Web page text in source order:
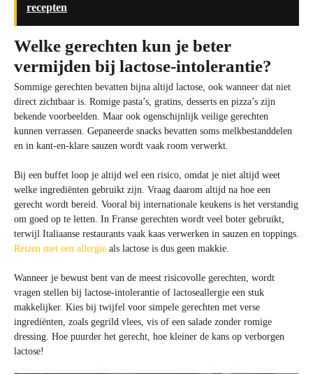
recepten
Welke gerechten kun je beter
vermijden bij lactose-intolerantie?
Sommige gerechten bevatten bijna altijd lactose, ook wanneer dat niet
direct zichtbaar is. Romige pasta’s, gratins, desserts en pizza’s zijn
bekende voorbeelden. Maar ook ogenschijnlijk veilige gerechten
kunnen verrassen. Gepaneerde snacks bevatten soms melkbestanddelen
en in kant-en-klare sauzen wordt vaak room verwerkt.
Bij een buffet loop je altijd wel een risico, omdat je niet altijd weet
welke ingrediënten gebruikt zijn. Vraag daarom altijd na hoe een
gerecht wordt bereid. Vooral bij internationale keukens is het verstandig
om goed op te letten. In Franse gerechten wordt veel boter gebruikt,
terwijl Italiaanse restaurants vaak kaas verwerken in sauzen en toppings.
Reizen met een allergie als lactose is dus geen makkie.
Wanneer je bewust bent van de meest risicovolle gerechten, wordt
vragen stellen bij lactose-intolerantie of lactoseallergie een stuk
makkelijker. Kies bij twijfel voor simpele gerechten met verse
ingrediënten, zoals gegrild vlees, vis of een salade zonder romige
dressing. Hoe puurder het gerecht, hoe kleiner de kans op verborgen
lactose!